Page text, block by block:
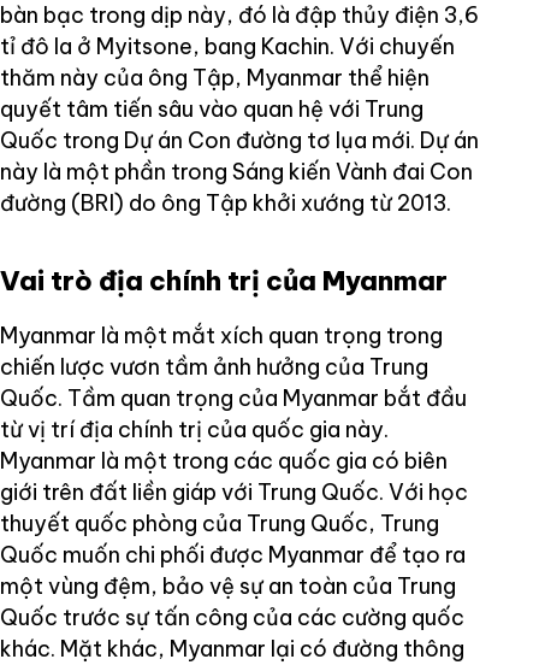
bàn bạc trong dịp này, đó là đập thủy điện 3,6
tỉ đô la ở Myitsone, bang Kachin. Với chuyến
thăm này của ông Tập, Myanmar thể hiện
quyết tâm tiến sâu vào quan hệ với Trung
Quốc trong Dự án Con đường tơ lụa mới. Dự án
này là một phần trong Sáng kiến Vành đai Con
đường (BRI) do ông Tập khởi xướng từ 2013.
Vai trò địa chính trị của Myanmar
Myanmar là một mắt xích quan trọng trong
chiến lược vươn tầm ảnh hưởng của Trung
Quốc. Tầm quan trọng của Myanmar bắt đầu
từ vị trí địa chính trị của quốc gia này.
Myanmar là một trong các quốc gia có biên
giới trên đất liền giáp với Trung Quốc. Với học
thuyết quốc phòng của Trung Quốc, Trung
Quốc muốn chi phối được Myanmar để tạo ra
một vùng đệm, bảo vệ sự an toàn của Trung
Quốc trước sự tấn công của các cường quốc
khác. Mặt khác, Myanmar lại có đường thông